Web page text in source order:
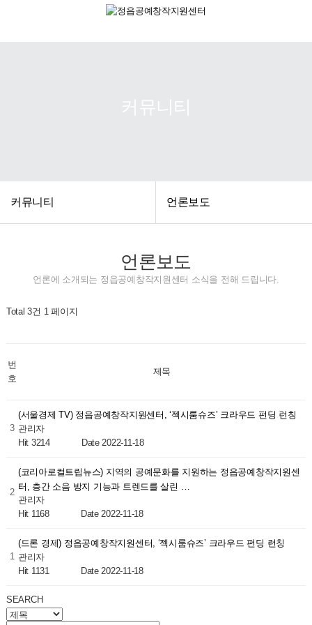
커뮤니티 언론보도
언론보도
언론에 소개되는 정읍공예창작지원센터 소식을 전해 드립니다.
Total 3건 1 페이지
번
호
제목
3
(서울경제 TV) 정읍공예창작지원센터, ‘젝시룸슈즈’ 크라우드 펀딩 런칭
관리자
Hit 3214 Date 2022-11-18
2
(코리아로컬트립뉴스) 지역의 공예문화를 지원하는 정읍공예창작지원센
터, 층간 소음 방지 기능과 트렌드를 살린 …
관리자
Hit 1168
Date 2022-11-18
1
(드론 경제) 정읍공예창작지원센터, ‘젝시룸슈즈’ 크라우드 펀딩 런칭
관리자
Hit 1131 Date 2022-11-18
SEARCH